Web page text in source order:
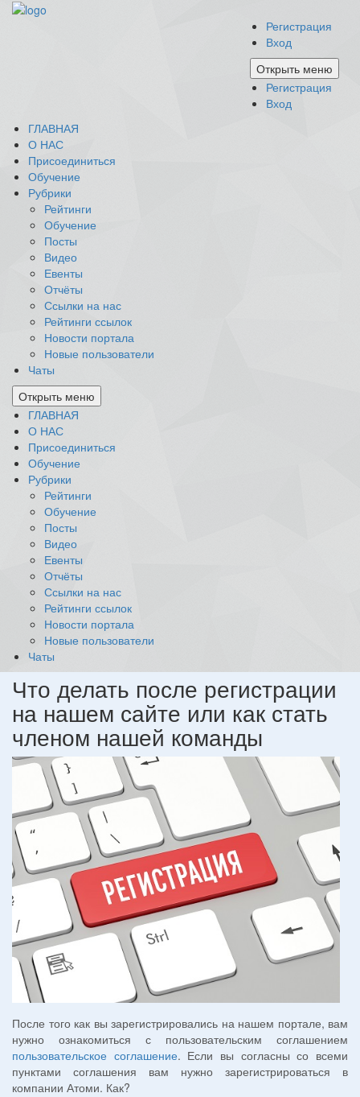
Регистрация
Вход
Открыть меню
Регистрация
Вход
ГЛАВНАЯ
О НАС
Присоединиться
Обучение
Рубрики
Рейтинги
Обучение
Посты
Видео
Евенты
Отчёты
Ссылки на нас
Рейтинги ссылок
Новости портала
Новые пользователи
Чаты
Открыть меню
ГЛАВНАЯ
О НАС
Присоединиться
Обучение
Рубрики
Рейтинги
Обучение
Посты
Видео
Евенты
Отчёты
Ссылки на нас
Рейтинги ссылок
Новости портала
Новые пользователи
Чаты
Что делать после регистрации
на нашем сайте или как стать
членом нашей команды
После того как вы зарегистрировались на нашем портале, вам
нужно ознакомиться с пользовательским соглашением
пользовательское соглашение. Если вы согласны со всеми
пунктами соглашения вам нужно зарегистрироваться в
компании Атоми. Как?